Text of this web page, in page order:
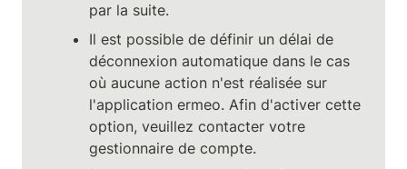
par la suite.
Il est possible de définir un délai de
déconnexion automatique dans le cas
où aucune action n'est réalisée sur
l'application ermeo. Afin d'activer cette
option, veuillez contacter votre
gestionnaire de compte.